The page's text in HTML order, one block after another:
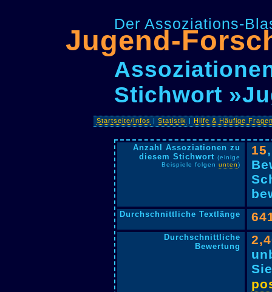
Der Assoziations-
Jugend-
Stichwort
Startseite/Infos |Statistik |Hilfe & Häufige
Anzahl Assoziationen zu
diesem Stichwort (einige
Beispiele folgen unten)
15
Durchschnittliche Textlänge
Durchschnittliche
Bewertung